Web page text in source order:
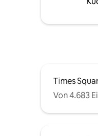
Times
Von 4.683